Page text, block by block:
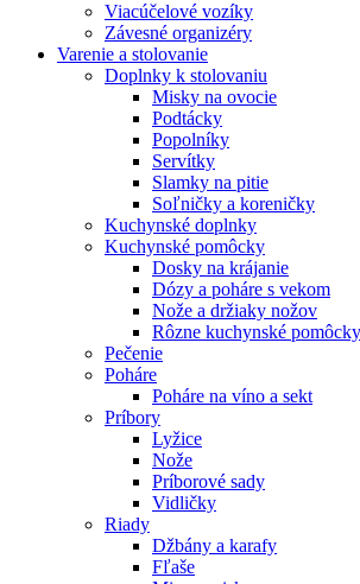
Viacúčelové vozíky
Závesné organizéry
Varenie a stolovanie
Doplnky k stolovaniu
Misky na ovocie
Podtácky
Popolníky
Servítky
Slamky na pitie
Soľničky a koreničky
Kuchynské doplnky
Kuchynské pomôcky
Dosky na krájanie
Dózy a poháre s vekom
Nože a držiaky nožov
Rôzne kuchynské pomôcky
Pečenie
Poháre
Poháre na víno a sekt
Príbory
Lyžice
Nože
Príborové sady
Vidličky
Riady
Džbány a karafy
Fľaše